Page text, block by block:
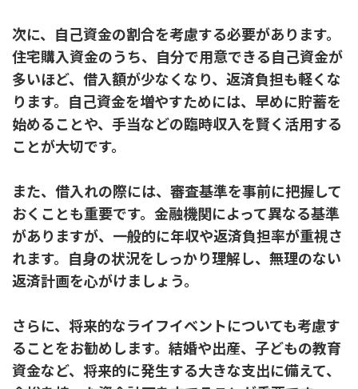
次に、自己資金の割合を考慮する必要があります。
住宅購入資金のうち、自分で用意できる自己資金が
多いほど、借入額が少なくなり、返済負担も軽くな
ります。自己資金を増やすためには、早めに貯蓄を
始めることや、手当などの臨時収入を賢く活用する
ことが大切です。
また、借入れの際には、審査基準を事前に把握して
おくことも重要です。金融機関によって異なる基準
がありますが、一般的に年収や返済負担率が重視さ
れます。自身の状況をしっかり理解し、無理のない
返済計画を心がけましょう。
さらに、将来的なライフイベントについても考慮す
ることをお勧めします。結婚や出産、子どもの教育
資金など、将来的に発生する大きな支出に備えて、